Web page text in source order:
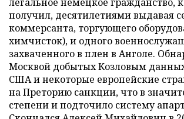
получил, десятилетиями выдавая
коммерсанта, торгующего
химчисток), и одного
захваченного в плен в Анголе.
Москвой добытых Козловым
США и некоторые европейские
на Преторию санкции, что в
степени и подточило систему